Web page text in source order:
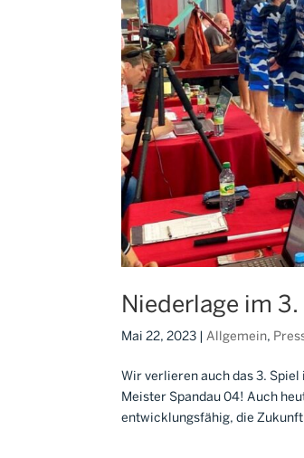
Niederlage im
Mai 22, 2023 Allgemein,
Wir verlieren auch das 3.
Meister Spandau 04! Auch
entwicklungsfähig, die